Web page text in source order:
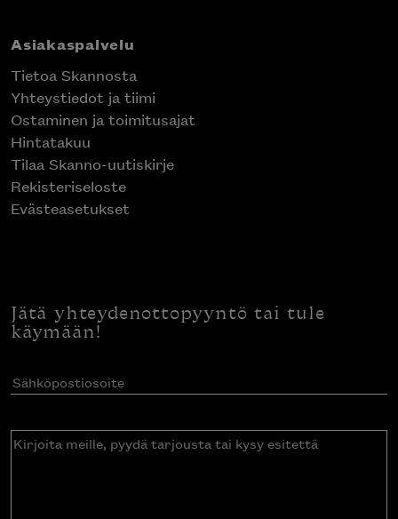
Asiakaspalvelu
Tietoa Skannosta
Yhteystiedot ja tiimi
Ostaminen ja toimitusajat
Hintatakuu
Tilaa Skanno-uutiskirje
Rekisteriseloste
Evästeasetukset
Jätä yhteydenottopyyntö tai tule
käymään!
Sähköpostiosoite(Pakollinen)
Kirjoita